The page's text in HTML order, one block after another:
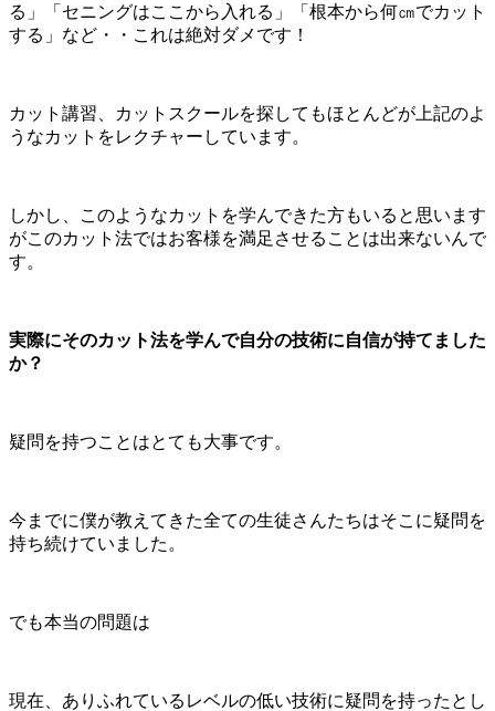
る」「セニングはここから入れる」「根本から何㎝でカット
する」など・・これは絶対ダメです！
カット講習、カットスクールを探してもほとんどが上記のよ
うなカットをレクチャーしています。
しかし、このようなカットを学んできた方もいると思います
がこのカット法ではお客様を満足させることは出来ないんで
す。
実際にそのカット法を学んで自分の技術に自信が持てました
か？
疑問を持つことはとても大事です。
今までに僕が教えてきた全ての生徒さんたちはそこに疑問を
持ち続けていました。
でも本当の問題は
現在、ありふれているレベルの低い技術に疑問を持ったとし